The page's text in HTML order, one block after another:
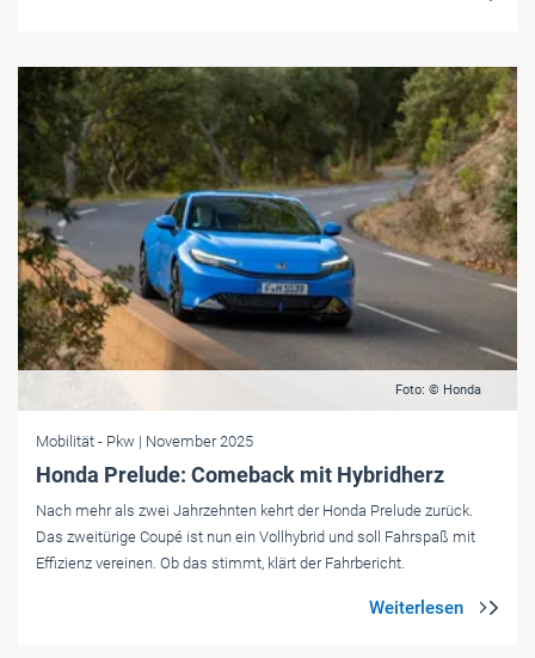
Foto: © Honda
Mobilität - Pkw | November 2025
Honda Prelude: Comeback mit Hybridherz
Nach mehr als zwei Jahrzehnten kehrt der Honda Prelude zurück.
Das zweitürige Coupé ist nun ein Vollhybrid und soll Fahrspaß mit
Effizienz vereinen. Ob das stimmt, klärt der Fahrbericht.